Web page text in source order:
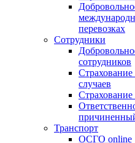
перевозках
Сотрудники
сотрудников
Страхование
случаев
Транспорт
ОСГО online